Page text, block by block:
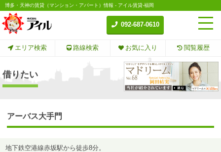
博多・天神の賃貸（マンション・アパート）情報 - アイル賃貸-福岡
092-687-0610
エリア検索 路線検索 お気に入り 閲覧履歴
借りたい
アーバス大手門
地下鉄空港線赤坂駅から徒歩8分。